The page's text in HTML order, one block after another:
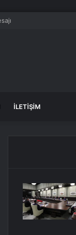
İLETIŞIM